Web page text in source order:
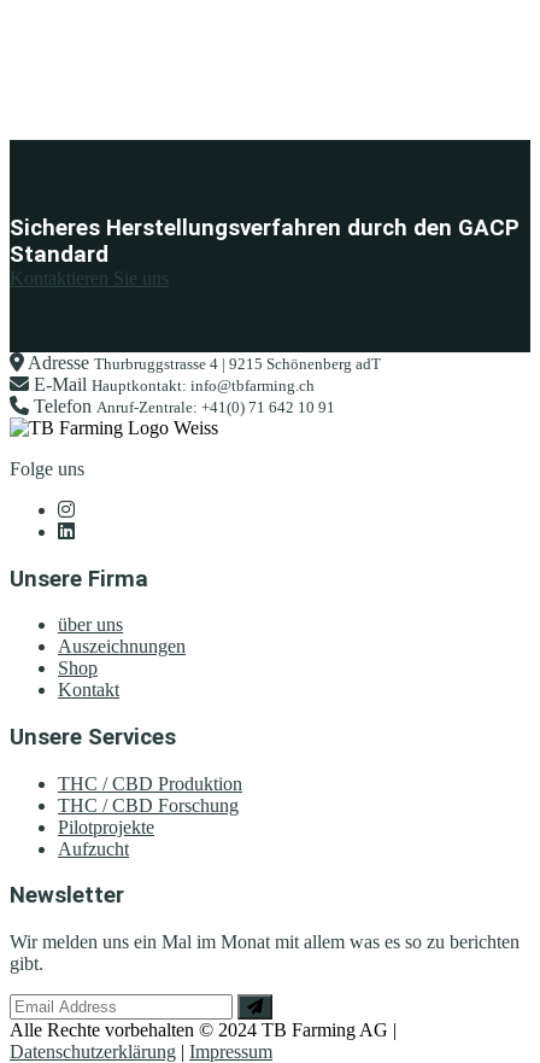
Sicheres Herstellungsverfahren durch den GACP
Standard
Kontaktieren Sie uns
Adresse Thurbruggstrasse 4 | 9215 Schönenberg adT
E-Mail Hauptkontakt: info@tbfarming.ch
Telefon Anruf-Zentrale: +41(0) 71 642 10 91
Folge uns
Unsere Firma
über uns
Auszeichnungen
Shop
Kontakt
Unsere Services
THC / CBD Produktion
THC / CBD Forschung
Pilotprojekte
Aufzucht
Newsletter
Wir melden uns ein Mal im Monat mit allem was es so zu berichten
gibt.
Alle Rechte vorbehalten © 2024 TB Farming AG |
Datenschutzerklärung | Impressum